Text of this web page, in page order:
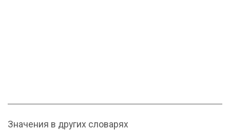
Значения в других словарях